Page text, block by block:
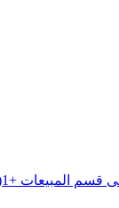
المبيعات +1(888) -855-5328​​